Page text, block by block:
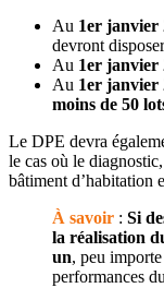
Au 1er janvier
devront
Au 1er janvier
Au 1er janvier
moins de 50
Le DPE devra
le cas où le
bâtiment d’habitation
À savoir : Si
la réalisation
un, peu
performances